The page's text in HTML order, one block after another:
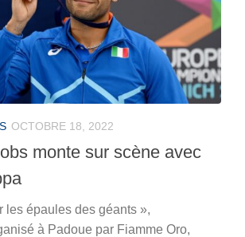
OCTOBRE 18, 2022
monte sur scène avec
les épaules des géants »,
à Padoue par Fiamme Oro,